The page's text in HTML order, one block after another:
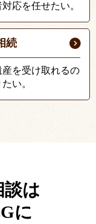
応を任せたい。
続
産を受け取れるの
い。
談は
に